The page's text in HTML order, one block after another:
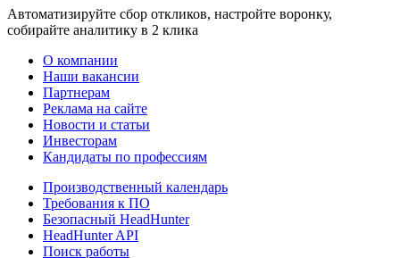
Автоматизируйте сбор откликов, настройте воронку,
собирайте аналитику в 2 клика
О компании
Наши вакансии
Партнерам
Реклама на сайте
Новости и статьи
Инвесторам
Кандидаты по профессиям
Производственный календарь
Требования к ПО
Безопасный HeadHunter
HeadHunter API
Поиск работы